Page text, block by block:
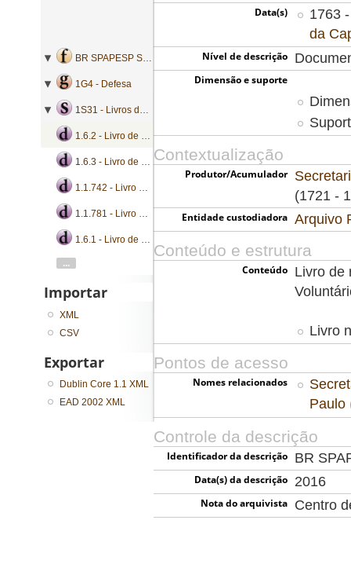
Data(s)
1763
da
Nível de descrição
Dimensão e suporte
Contextualização
Produtor/Acumulador
(1721 -
Entidade custodiadora Arquivo
Conteúdo e estrutura
Conteúdo
Livro de
Livro
Pontos de acesso
Nomes relacionados
Paulo
Controle da descrição
Identificador da descrição BR
Data(s) da descrição 2016
Nota do arquivista Centro
BR SPAPESP SEGOVC - Secretaria de Governo da Capitania de São Paulo
1G4 - Defesa
1S31 - Livros de registro de assentamentos
1.6.2 - Livro de registro de assentamentos de militares
1.6.3 - Livro de registro de assentamentos de militares
1.1.742 - Livro de registro de assentamentos de povoadores
1.1.781 - Livro de registro de assentamentos de militares
1.6.1 - Livro de registro de assentamentos de militares
...
Importar
XML
CSV
Exportar
Dublin Core 1.1 XML
EAD 2002 XML